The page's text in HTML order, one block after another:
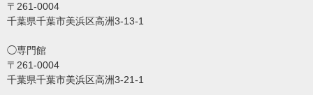
〒261-0004
千葉県千葉市美浜区高洲3-13-1
◯専門館
〒261-0004
千葉県千葉市美浜区高洲3-21-1